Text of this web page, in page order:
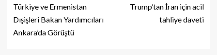
Türkiye ve Ermenistan
Dışişleri Bakan Yardımcıları
Ankara’da Görüştü
Trump’tan İran için acil
tahliye daveti